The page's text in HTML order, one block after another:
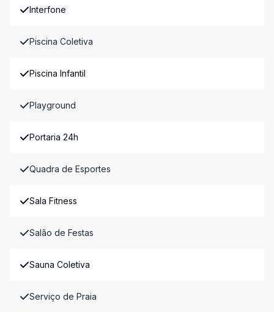
Interfone
Piscina Coletiva
Piscina Infantil
Playground
Portaria 24h
Quadra de Esportes
Sala Fitness
Salão de Festas
Sauna Coletiva
Serviço de Praia